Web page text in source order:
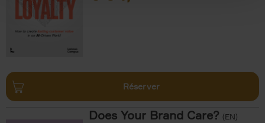
Réserver
Does Your Brand Care? (EN)